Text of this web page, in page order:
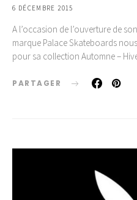
6 DÉCEMBRE 2015
A l’occasion de l’ouverture de
marque Palace Skateboards
pour sa collection Automne –
PARTAGER